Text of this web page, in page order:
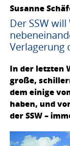
Susanne
Der SSW
Verlagerung
In der letzten
große,
dem einige
haben, und
der SSW –